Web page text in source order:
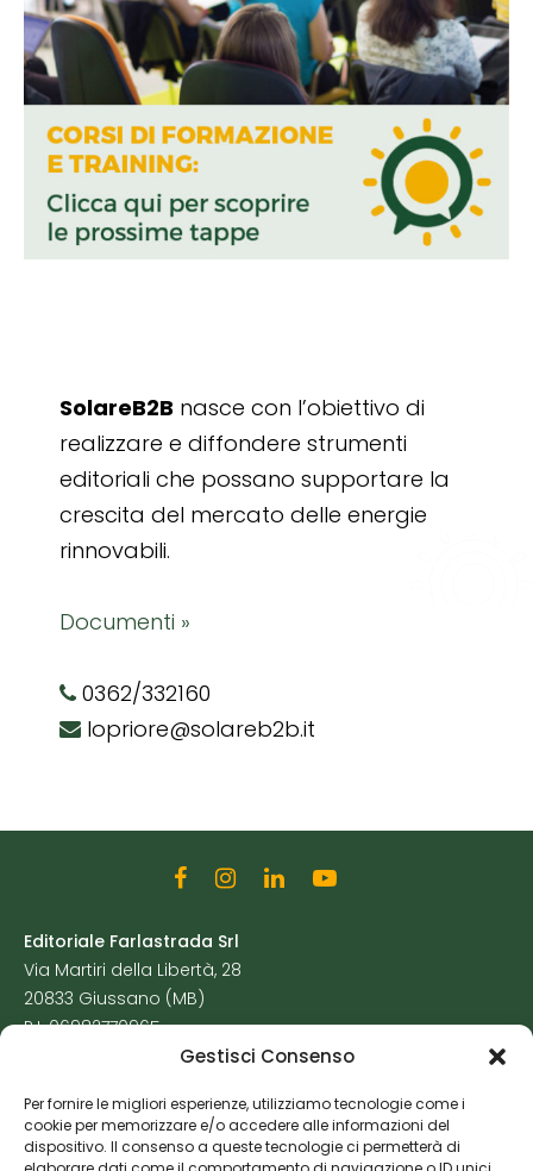
Gestisci Consenso
Per fornire le migliori esperienze, utilizziamo tecnologie come i
cookie per memorizzare e/o accedere alle informazioni del
dispositivo. Il consenso a queste tecnologie ci permetterà di
SolareB2B nasce con l’obiettivo di
realizzare e diffondere strumenti
editoriali che possano supportare la
crescita del mercato delle energie
rinnovabili.
Documenti »
0362/332160
lopriore@solareb2b.it
Editoriale Farlastrada Srl
Via Martiri della Libertà, 28
20833 Giussano (MB)
P.I. 06982770965
Cookie Policy
Risorse Aggiuntive